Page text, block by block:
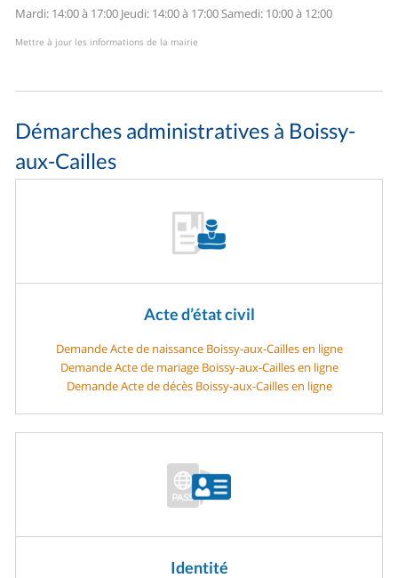
Mardi: 14:00 à 17:00 Jeudi: 14:00 à 17:00Samedi: 10:00 à 12:00
Mettre à jour les informations de la mairie
Démarches administratives à Boissy-
aux-Cailles
Acte d’état civil
Demande Acte de naissance Boissy-aux-Cailles en ligne
Demande Acte de mariage Boissy-aux-Cailles en ligne
Demande Acte de décès Boissy-aux-Cailles en ligne
Identité